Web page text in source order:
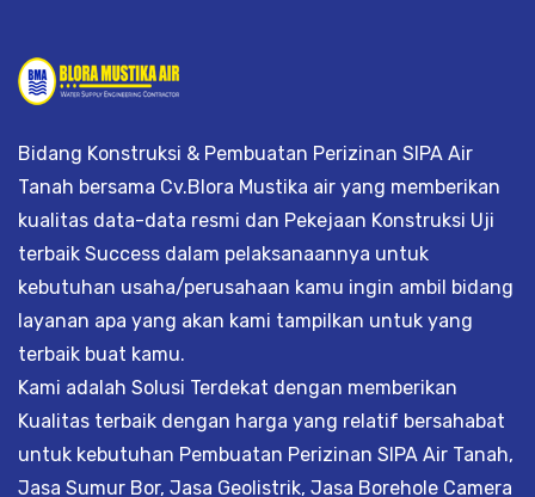
Bidang Konstruksi & Pembuatan Perizinan SIPA Air
Tanah bersama Cv.Blora Mustika air yang memberikan
kualitas data-data resmi dan Pekejaan Konstruksi Uji
terbaik Success dalam pelaksanaannya untuk
kebutuhan usaha/perusahaan kamu ingin ambil bidang
layanan apa yang akan kami tampilkan untuk yang
terbaik buat kamu.
Kami adalah Solusi Terdekat dengan memberikan
Kualitas terbaik dengan harga yang relatif bersahabat
untuk kebutuhan Pembuatan Perizinan SIPA Air Tanah,
Jasa Sumur Bor, Jasa Geolistrik, Jasa Borehole Camera